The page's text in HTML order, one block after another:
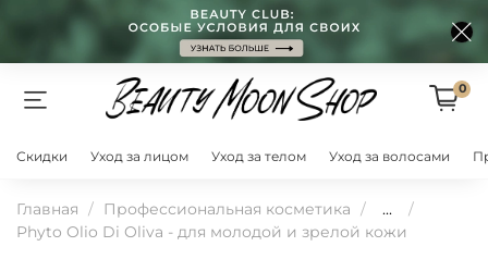
0
Скидки Уход за лицом Уход за телом Уход за волосами
Главная Профессиональная косметика
...
Phyto Olio Di Oliva - для молодой и зрелой кожи